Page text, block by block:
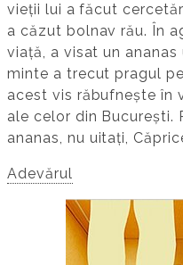
vieții lui a făcut
a căzut bolnav rău. În
viață, a visat un ananas
minte a trecut pragul
acest vis răbufnește în
ale celor din București.
ananas, nu uitați,
Adevărul